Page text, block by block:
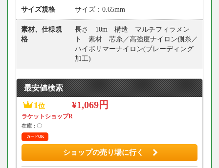
サイズ規格 サイズ：0.65mm
素材、仕様規
格
長さ 10m 構造 マルチフィラメン
ト 素材 芯糸／高強度ナイロン側糸／
ハイポリマーナイロン(ブレーディング
加工)
最安値検索
1 位 ¥1,069円
ラケットショップR
在庫 : 〇
カードOK
ショップの売り場に行く